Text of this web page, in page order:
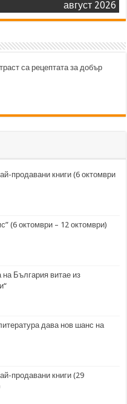
август 2026
са рецептата за добър
продавани книги (6 октомври
(6 октомври – 12 октомври)
България витае из
дава нов шанс на
продавани книги (29